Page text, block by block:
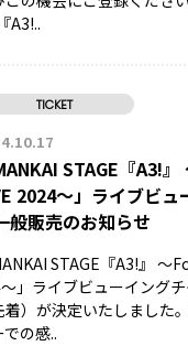
A3!..
TICKET
STAGE『A3!
2024～」ライブビュ
般販売のお知らせ
STAGE『A3!』 ～
」ライブビューイング
着）が決定いたしました
での感..